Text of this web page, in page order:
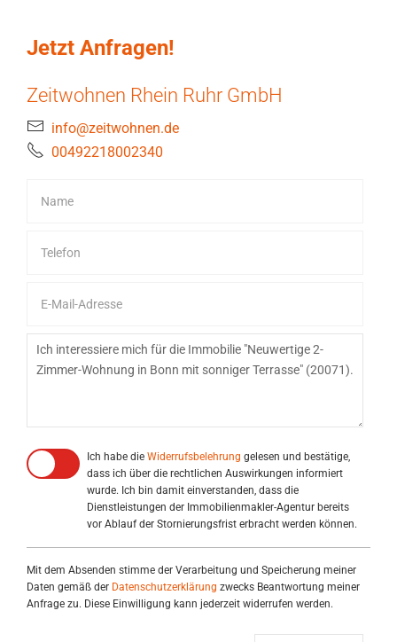
Jetzt Anfragen!
Zeitwohnen Rhein Ruhr GmbH
info@zeitwohnen.de
00492218002340
Ich habe die Widerrufsbelehrung gelesen und bestätige,
dass ich über die rechtlichen Auswirkungen informiert
wurde. Ich bin damit einverstanden, dass die
Dienstleistungen der Immobilienmakler-Agentur bereits
vor Ablauf der Stornierungsfrist erbracht werden können.
Mit dem Absenden stimme der Verarbeitung und Speicherung meiner
Daten gemäß der Datenschutzerklärung zwecks Beantwortung meiner
Anfrage zu. Diese Einwilligung kann jederzeit widerrufen werden.